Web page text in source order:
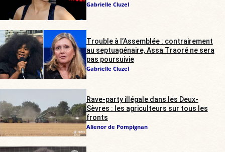
Gabrielle Cluzel
Trouble à l’Assemblée : contrairement
au septuagénaire, Assa Traoré ne sera
pas poursuivie
Gabrielle Cluzel
Rave-party illégale dans les Deux-
Sèvres : les agriculteurs sur tous les
fronts
Alienor de Pompignan